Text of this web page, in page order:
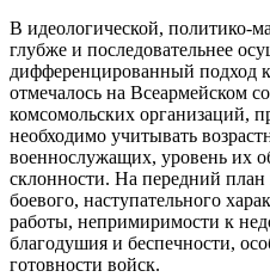
В идеологической, политико-
глубже и последовательнее
дифференцированный подход
отмечалось на Всеармейском
комсомольских организаций,
необходимо учитывать
военнослужащих, уровень их
склонности. На передний план
боевого, наступательного
работы, непримиримости к
благодушия и беспечности,
готовности войск.